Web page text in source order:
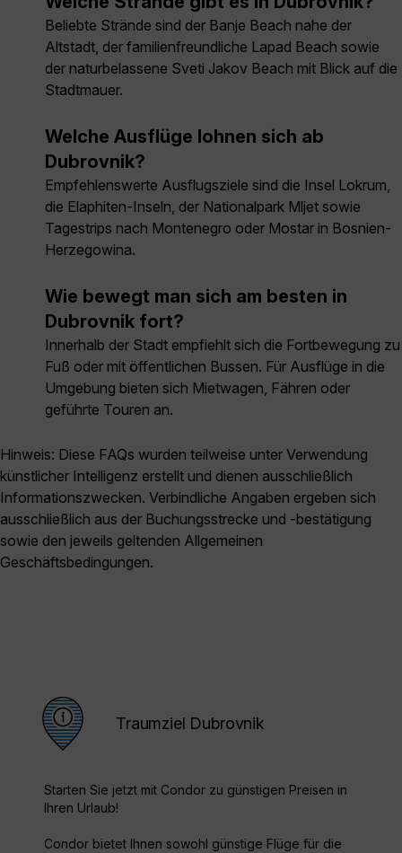
Beliebte Strände sind der Banje Beach nahe der
Altstadt, der familienfreundliche Lapad Beach sowie
der naturbelassene Sveti Jakov Beach mit Blick auf die
Stadtmauer.
Welche Ausflüge lohnen sich ab
Dubrovnik?
Empfehlenswerte Ausflugsziele sind die Insel Lokrum,
die Elaphiten-Inseln, der Nationalpark Mljet sowie
Tagestrips nach Montenegro oder Mostar in Bosnien-
Herzegowina.
Wie bewegt man sich am besten in
Dubrovnik fort?
Innerhalb der Stadt empfiehlt sich die Fortbewegung zu
Fuß oder mit öffentlichen Bussen. Für Ausflüge in die
Umgebung bieten sich Mietwagen, Fähren oder
geführte Touren an.
Hinweis: Diese FAQs wurden teilweise unter Verwendung
künstlicher Intelligenz erstellt und dienen ausschließlich
Informationszwecken. Verbindliche Angaben ergeben sich
ausschließlich aus der Buchungsstrecke und -bestätigung
sowie den jeweils geltenden Allgemeinen
Geschäftsbedingungen.
Traumziel Dubrovnik
Starten Sie jetzt mit Condor zu günstigen Preisen in
Ihren Urlaub!
Condor bietet Ihnen sowohl günstige Flüge für die